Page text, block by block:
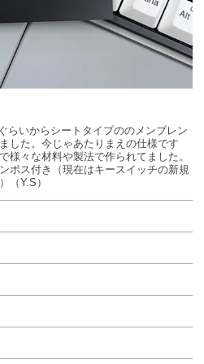
らいからシートタイプののメンブレン
した。今じゃあたりまえの仕様です
様々な材料や製法で作られてました。
ボス付き（現在はキースイッチの新規
（Y.S）